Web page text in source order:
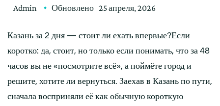
Admin Обновлено 25 апреля, 2026
Казань за 2 дня — стоит ли ехать впервые?Если
коротко: да, стоит, но только если понимать, что за 48
часов вы не «посмотрите всё», а поймёте город и
решите, хотите ли вернуться. Заехав в Казань по пути,
сначала восприняли её как обычную короткую